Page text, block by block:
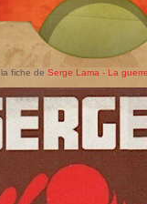
fiche de Serge Lama - La